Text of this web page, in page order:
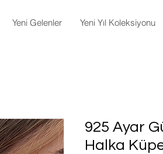
Yeni Gelenler Yeni Yıl Koleksiyonu
925 Ayar
Halka